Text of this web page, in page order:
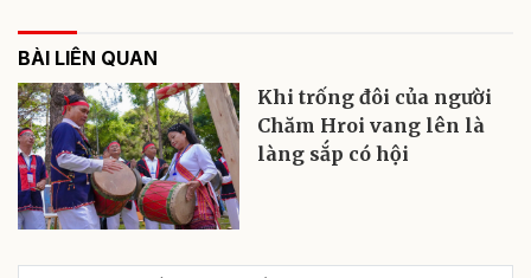
BÀI LIÊN QUAN
Khi trống đôi của người
Chăm Hroi vang lên là
làng sắp có hội